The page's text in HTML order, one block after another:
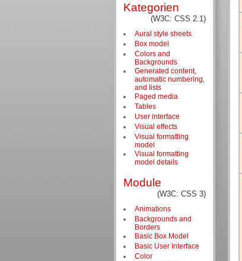
Kategorien
(W3C: CSS 2.1)
Aural style sheets
Box model
Colors and
Backgrounds
Generated content,
automatic numbering,
and lists
Paged media
Tables
User interface
Visual effects
Visual formatting
model
Visual formatting
model details
Module
(W3C: CSS 3)
Animations
Backgrounds and
Borders
Basic Box Model
Basic User Interface
Color